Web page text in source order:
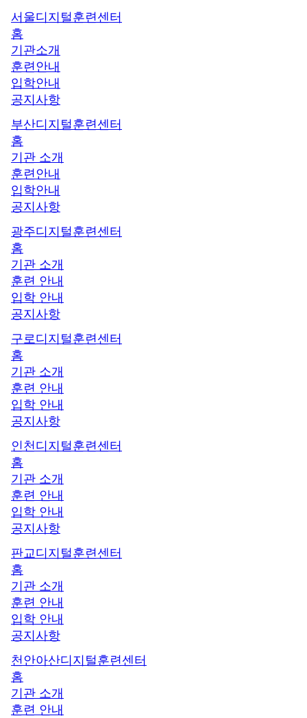
서울디지털훈련센터
홈
기관소개
훈련안내
입학안내
공지사항
부산디지털훈련센터
홈
기관 소개
훈련안내
입학안내
공지사항
광주디지털훈련센터
홈
기관 소개
훈련 안내
입학 안내
공지사항
구로디지털훈련센터
홈
기관 소개
훈련 안내
입학 안내
공지사항
인천디지털훈련센터
홈
기관 소개
훈련 안내
입학 안내
공지사항
판교디지털훈련센터
홈
기관 소개
훈련 안내
입학 안내
공지사항
천안아산디지털훈련센터
홈
기관 소개
훈련 안내